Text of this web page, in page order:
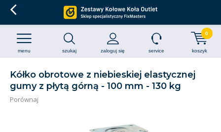
szukaj zaloguj się
menu service koszyk
0
Kółko obrotowe z niebieskiej elastycznej
gumy z płytą górną - 100 mm - 130 kg
Porównaj